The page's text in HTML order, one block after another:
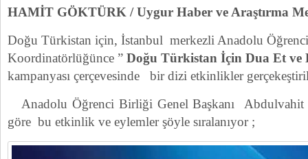
HAMİT GÖKTÜRK / Uygur Haber ve Araştırma
Doğu Türkistan için, İstanbul merkezli Anadolu
Koordinatörlüğünce ” Doğu Türkistan İçin Dua Et ve
kampanyası çerçevesinde bir dizi etkinlikler
Anadolu Öğrenci Birliği Genel Başkanı
göre bu etkinlik ve eylemler şöyle sıralanıyor ;